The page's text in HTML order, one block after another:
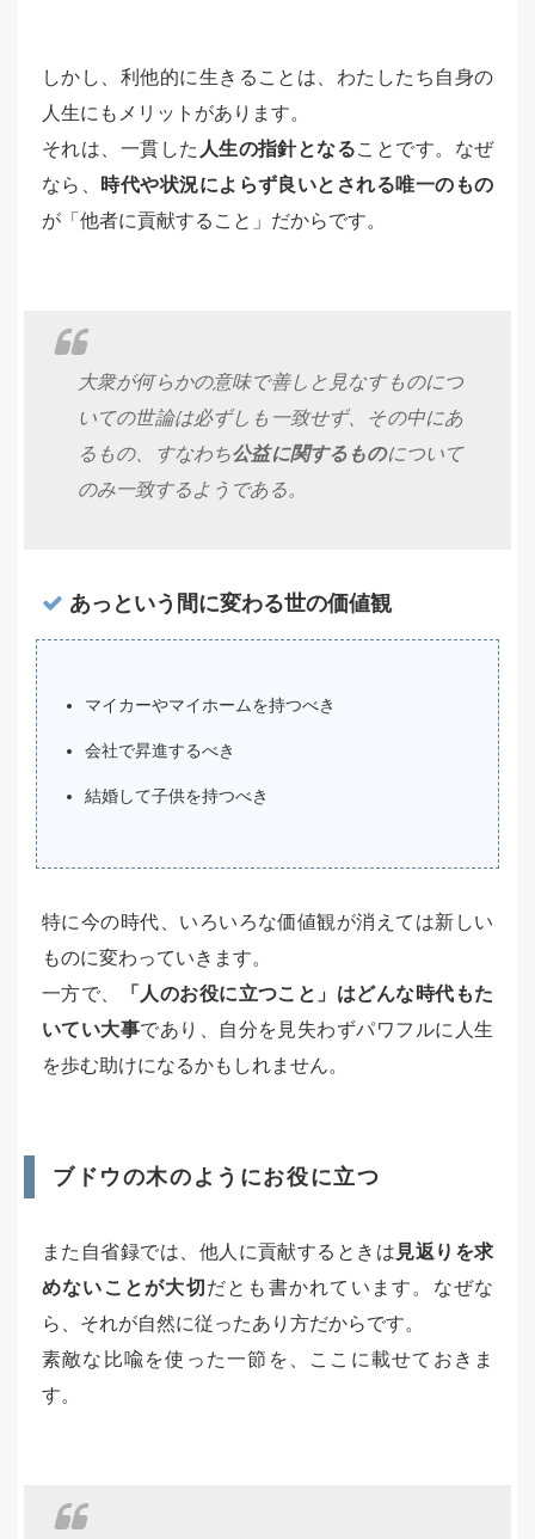
しかし、利他的に生きることは、わたしたち自身の
人生にもメリットがあります。
それは、一貫した 人生の指針となることです。なぜ
なら、 時代や状況によらず良いとされる唯一のもの
が「他者に貢献すること」だからです。
大衆が何らかの意味で善しと見なすものにつ
いての世論は必ずしも一致せず、その中にあ
るもの、すなわち公益に関するものについて
のみ一致するようである。
あっという間に変わる世の価値観
マイカーやマイホームを持つべき
会社で昇進するべき
結婚して子供を持つべき
特に今の時代、いろいろな価値観が消えては新しい
ものに変わっていきます。
一方で、
「人のお役に立つこと」はどんな時代もた
いてい大事であり、自分を見失わずパワフルに人生
を歩む助けになるかもしれません。
ブドウの木のようにお役に立つ
また自省録では、他人に貢献するときは 見返りを求
めないことが大切 だとも書かれています。なぜな
ら、それが自然に従ったあり方だからです。
素敵な比喩を使った一節を、ここに載せておきま
す。